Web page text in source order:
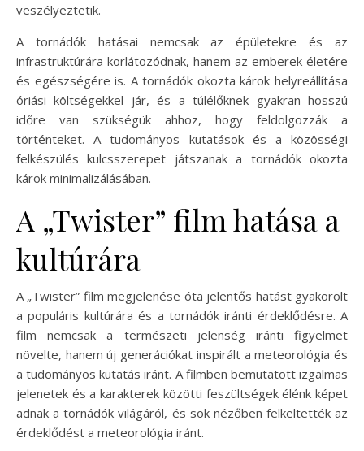
veszélyeztetik.
A tornádók hatásai nemcsak az épületekre és az
infrastruktúrára korlátozódnak, hanem az emberek életére
és egészségére is. A tornádók okozta károk helyreállítása
óriási költségekkel jár, és a túlélőknek gyakran hosszú
időre van szükségük ahhoz, hogy feldolgozzák a
történteket. A tudományos kutatások és a közösségi
felkészülés kulcsszerepet játszanak a tornádók okozta
károk minimalizálásában.
A „Twister” film hatása a
kultúrára
A „Twister” film megjelenése óta jelentős hatást gyakorolt
a populáris kultúrára és a tornádók iránti érdeklődésre. A
film nemcsak a természeti jelenség iránti figyelmet
növelte, hanem új generációkat inspirált a meteorológia és
a tudományos kutatás iránt. A filmben bemutatott izgalmas
jelenetek és a karakterek közötti feszültségek élénk képet
adnak a tornádók világáról, és sok nézőben felkeltették az
érdeklődést a meteorológia iránt.